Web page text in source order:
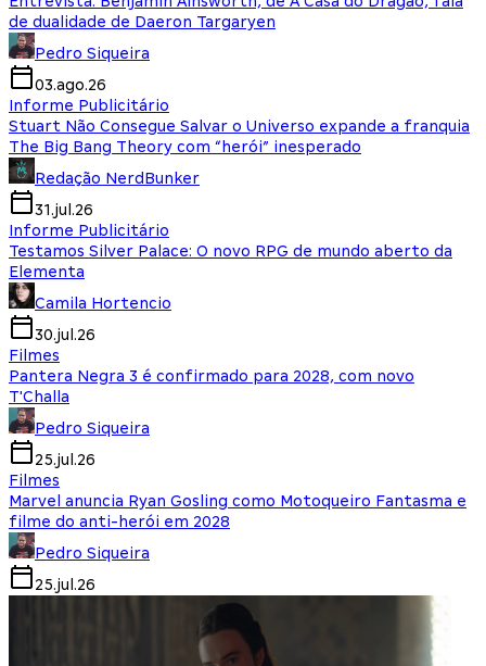
de dualidade de Daeron Targaryen
Pedro Siqueira
03.ago.26
Informe Publicitário
Stuart Não Consegue Salvar o Universo expande a franquia
The Big Bang Theory com “herói” inesperado
Redação NerdBunker
31.jul.26
Informe Publicitário
Testamos Silver Palace: O novo RPG de mundo aberto da
Elementa
Camila Hortencio
30.jul.26
Filmes
Pantera Negra 3 é confirmado para 2028, com novo
T'Challa
Pedro Siqueira
25.jul.26
Filmes
Marvel anuncia Ryan Gosling como Motoqueiro Fantasma e
filme do anti-herói em 2028
Pedro Siqueira
25.jul.26